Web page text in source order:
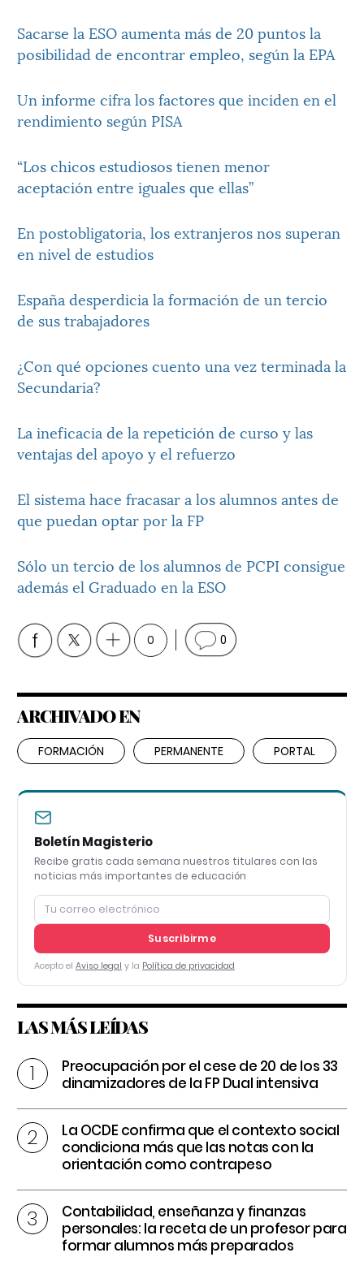
Sacarse la ESO aumenta más de 20 puntos la
posibilidad de encontrar empleo, según la EPA
Un informe cifra los factores que inciden en el
rendimiento según PISA
“Los chicos estudiosos tienen menor
aceptación entre iguales que ellas”
En postobligatoria, los extranjeros nos superan
en nivel de estudios
España desperdicia la formación de un tercio
de sus trabajadores
¿Con qué opciones cuento una vez terminada la
Secundaria?
La ineficacia de la repetición de curso y las
ventajas del apoyo y el refuerzo
El sistema hace fracasar a los alumnos antes de
que puedan optar por la FP
Sólo un tercio de los alumnos de PCPI consigue
además el Graduado en la ESO
0 0
ARCHIVADO EN
FORMACIÓN PERMANENTE PORTAL
Boletín Magisterio
Recibe gratis cada semana nuestros titulares con las
noticias más importantes de educación
Suscribirme
Acepto el Aviso legal y la Política de privacidad
LAS MÁS LEÍDAS
Preocupación por el cese de 20 de los 33
dinamizadores de la FP Dual intensiva
La OCDE confirma que el contexto social
condiciona más que las notas con la
orientación como contrapeso
Contabilidad, enseñanza y finanzas
personales: la receta de un profesor para
formar alumnos más preparados